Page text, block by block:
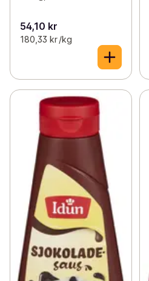
54,10 kr
180,33 kr /kg